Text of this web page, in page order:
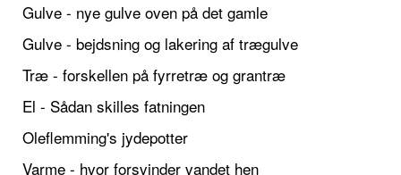
Gulve - nye gulve oven på det gamle
Gulve - bejdsning og lakering af trægulve
Træ - forskellen på fyrretræ og grantræ
El - Sådan skilles fatningen
Oleflemming's jydepotter
Varme - hvor forsvinder vandet hen